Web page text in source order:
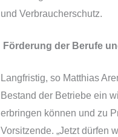
und Verbraucherschutz.
Förderung der Berufe
Langfristig, so Matthias
Bestand der Betriebe ein
erbringen können und zu
Vorsitzende. „Jetzt dürfen